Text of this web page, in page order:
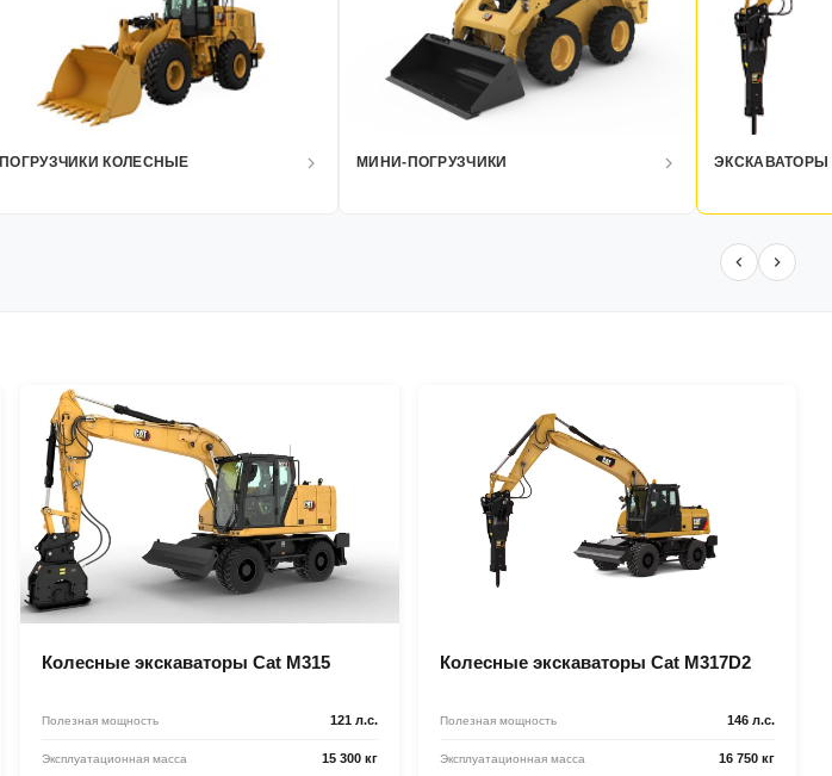
ПОГРУЗЧИКИ КОЛЕСНЫЕ МИНИ-ПОГРУЗЧИКИ
Колесные экскаваторы Cat M315
Полезная мощность 121 л.с.
Эксплуатационная масса 15 300 кг
Колесные экскаваторы Cat M317D2
Полезная мощность 146 л.с.
Эксплуатационная масса 16 750 кг